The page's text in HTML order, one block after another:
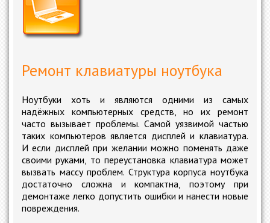
Ремонт клавиатуры ноутбука
Ноутбуки хоть и являются одними из самых
надёжных компьютерных средств, но их ремонт
часто вызывает проблемы. Самой уязвимой частью
таких компьютеров является дисплей и клавиатура.
И если дисплей при желании можно поменять даже
своими руками, то переустановка клавиатура может
вызвать массу проблем. Структура корпуса ноутбука
достаточно сложна и компактна, поэтому при
демонтаже легко допустить ошибки и нанести новые
повреждения.